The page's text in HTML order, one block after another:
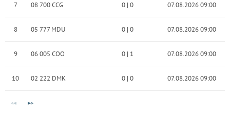
7 08 700 CCG 0| 0 07.08.2026 09:00
8 05 777 MDU 0| 0 07.08.2026 09:00
9 06 005 COO 0| 1 07.08.2026 09:00
10 02 222 DMK 0| 0 07.08.2026 09:00